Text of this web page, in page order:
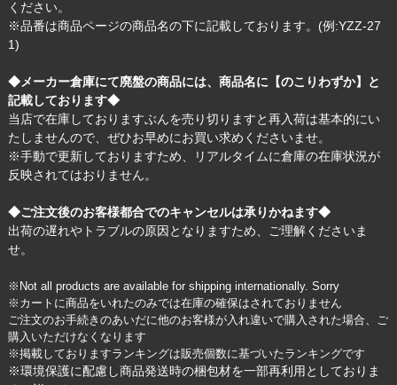
ください。
※品番は商品ページの商品名の下に記載しております。(例:YZZ-27
1)
◆メーカー倉庫にて廃盤の商品には、商品名に【のこりわずか】と
記載しております◆
当店で在庫しておりますぶんを売り切りますと再入荷は基本的にい
たしませんので、ぜひお早めにお買い求めくださいませ。
※手動で更新しておりますため、リアルタイムに倉庫の在庫状況が
反映されてはおりません。
◆ご注文後のお客様都合でのキャンセルは承りかねます◆
出荷の遅れやトラブルの原因となりますため、ご理解くださいま
せ。
※Not all products are available for shipping internationally. Sorry
※カートに商品をいれたのみでは在庫の確保はされておりません
ご注文のお手続きのあいだに他のお客様が入れ違いで購入された場合、ご
購入いただけなくなります
※掲載しておりますランキングは販売個数に基づいたランキングです
※環境保護に配慮し商品発送時の梱包材を一部再利用としておりま